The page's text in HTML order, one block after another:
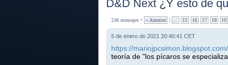
D&D Next ¿Y esto de
236 mensajes • « Anterior | 15 16 17 18 19
5 de enero de 2021 20:40:41 CET
https://
teoría de "los pícaros se